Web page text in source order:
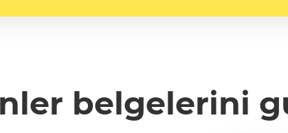
belgelerini